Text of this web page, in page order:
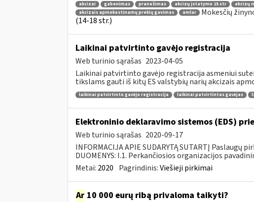
akcizai gabenimas pranešimas akcizų įstatymo 15 str akcizų
akcizais apmokestinamų prekių gavimas
amlar Mokesčių
(14-18 str.)
Laikinai patvirtinto gavėjo registracija
Web turinio sąrašas 2023-04-05
Laikinai patvirtinto gavėjo registracija asmeniui
tikslams gauti iš kitų ES valstybių narių akcizais
laikinai patvirtinto gavėjo registracija laikinai patvirtintas gavėjas
Elektroninio deklaravimo sistemos (EDS)
Web turinio sąrašas 2020-09-17
INFORMACIJA APIE SUDARYTĄ SUTARTĮ Paslaugų
DUOMENYS: I.1. Perkančiosios organizacijos
Metai: 2020 Pagrindinis:Viešieji pirkimai
Ar10 000 eurų ribą privaloma taikyti?